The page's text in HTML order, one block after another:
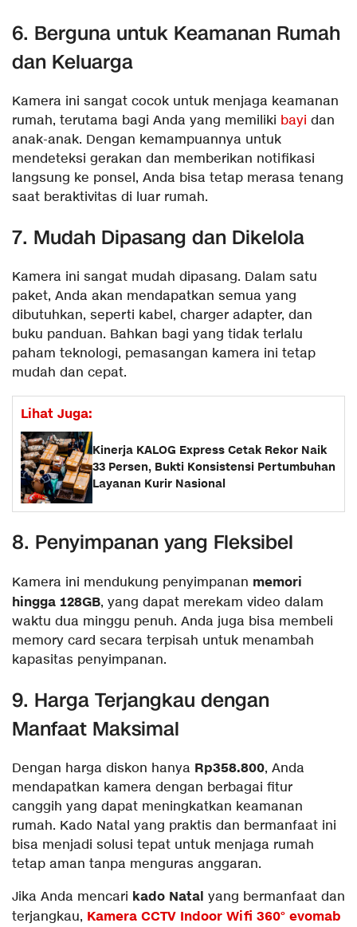
6. Berguna untuk Keamanan Rumah
dan Keluarga
Kamera ini sangat cocok untuk menjaga keamanan
rumah, terutama bagi Anda yang memiliki bayi dan
anak-anak. Dengan kemampuannya untuk
mendeteksi gerakan dan memberikan notifikasi
langsung ke ponsel, Anda bisa tetap merasa tenang
saat beraktivitas di luar rumah.
7. Mudah Dipasang dan Dikelola
Kamera ini sangat mudah dipasang. Dalam satu
paket, Anda akan mendapatkan semua yang
dibutuhkan, seperti kabel, charger adapter, dan
buku panduan. Bahkan bagi yang tidak terlalu
paham teknologi, pemasangan kamera ini tetap
mudah dan cepat.
Lihat Juga:
Kinerja KALOG Express Cetak Rekor Naik
33 Persen, Bukti Konsistensi Pertumbuhan
Layanan Kurir Nasional
8. Penyimpanan yang Fleksibel
Kamera ini mendukung penyimpanan memori
hingga 128GB, yang dapat merekam video dalam
waktu dua minggu penuh. Anda juga bisa membeli
memory card secara terpisah untuk menambah
kapasitas penyimpanan.
9. Harga Terjangkau dengan
Manfaat Maksimal
Dengan harga diskon hanya Rp358.800, Anda
mendapatkan kamera dengan berbagai fitur
canggih yang dapat meningkatkan keamanan
rumah. Kado Natal yang praktis dan bermanfaat ini
bisa menjadi solusi tepat untuk menjaga rumah
tetap aman tanpa menguras anggaran.
Jika Anda mencari kado Natal yang bermanfaat dan
terjangkau, Kamera CCTV Indoor Wifi 360° evomab